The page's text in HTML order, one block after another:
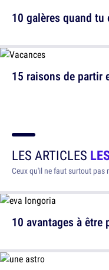
10 galères quand tu
15 raisons de partir
LES ARTICLES
Ceux qu'il ne faut surtout pas
10 avantages à être